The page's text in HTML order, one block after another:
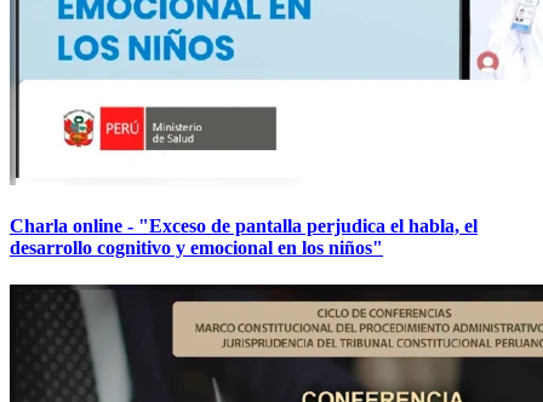
Charla online - "Exceso de pantalla perjudica el habla, el
desarrollo cognitivo y emocional en los niños"